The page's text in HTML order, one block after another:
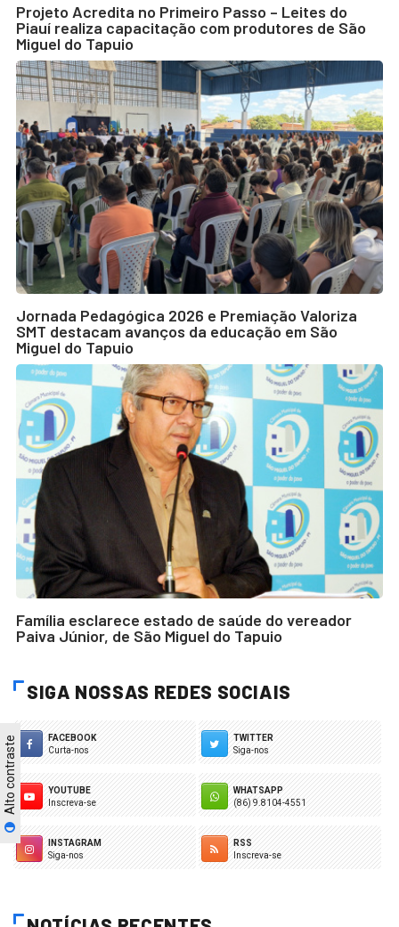
Alto contraste
Projeto Acredita no Primeiro Passo – Leites do
Piauí realiza capacitação com produtores de São
Miguel do Tapuio
Jornada Pedagógica 2026 e Premiação Valoriza
SMT destacam avanços da educação em São
Miguel do Tapuio
Família esclarece estado de saúde do vereador
Paiva Júnior, de São Miguel do Tapuio
SIGA NOSSAS REDES SOCIAIS
FACEBOOK
Curta-nos
TWITTER
Siga-nos
YOUTUBE
Inscreva-se
WHATSAPP
(86) 9.8104-4551
INSTAGRAM
Siga-nos
RSS
Inscreva-se